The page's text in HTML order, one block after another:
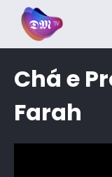
Chá e
Farah
Painel de